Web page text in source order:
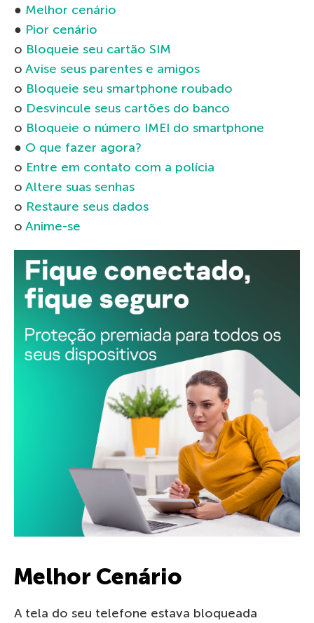
● Melhor cenário
● Pior cenário
o Bloqueie seu cartão SIM
o Avise seus parentes e amigos
o Bloqueie seu smartphone roubado
o Desvincule seus cartões do banco
o Bloqueie o número IMEI do smartphone
● O que fazer agora?
o Entre em contato com a polícia
o Altere suas senhas
o Restaure seus dados
o Anime-se
Melhor Cenário
A tela do seu telefone estava bloqueada